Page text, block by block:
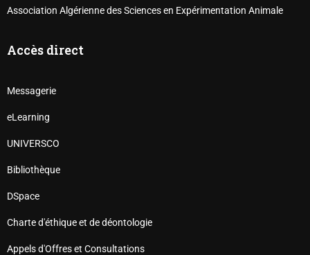
Association Algérienne des Sciences en Expérimentation Animale
Accès direct
Messagerie
eLearning
UNIVERSCO
Bibliothèque
DSpace
Charte d'éthique et de déontologie
Appels d'Offres et Consultations